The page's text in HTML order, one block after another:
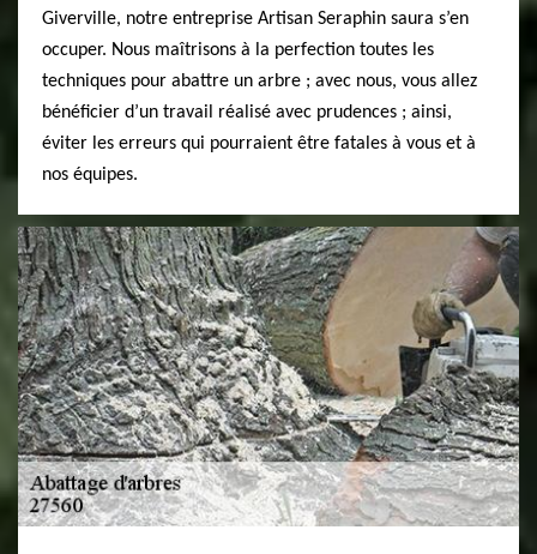
Giverville, notre entreprise Artisan Seraphin saura s’en
occuper. Nous maîtrisons à la perfection toutes les
techniques pour abattre un arbre ; avec nous, vous allez
bénéficier d’un travail réalisé avec prudences ; ainsi,
éviter les erreurs qui pourraient être fatales à vous et à
nos équipes.